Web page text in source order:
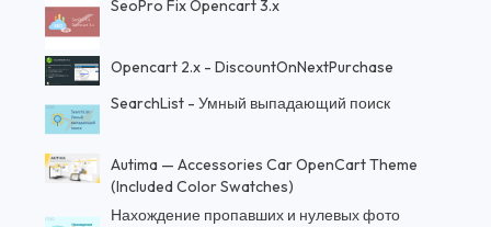
SeoPro Fix Opencart 3.x
Opencart 2.x - DiscountOnNextPurchase
SearchList - Умный выпадающий поиск
Autima — Accessories Car OpenCart Theme
(Included Color Swatches)
Нахождение пропавших и нулевых фото